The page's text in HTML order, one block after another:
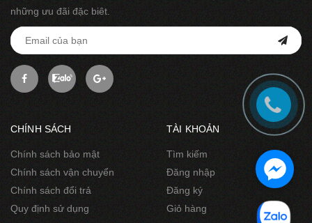
những ưu đãi đặc biêt.
CHÍNH SÁCH
Chính sách bảo mật
Chính sách vận chuyển
Chính sách đổi trả
Quy định sử dụng
TÀI KHOẢN
Tìm kiếm
Đăng nhập
Đăng ký
Giỏ hàng